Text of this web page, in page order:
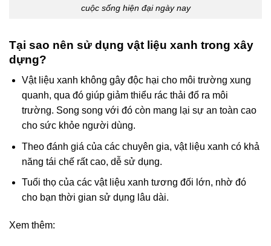
cuộc sống hiện đại ngày nay
Tại sao nên sử dụng vật liệu xanh trong xây
dựng?
Vật liệu xanh không gây độc hại cho môi trường xung
quanh, qua đó giúp giảm thiểu rác thải đổ ra môi
trường. Song song với đó còn mang lại sự an toàn cao
cho sức khỏe người dùng.
Theo đánh giá của các chuyên gia, vật liệu xanh có khả
năng tái chế rất cao, dễ sử dụng.
Tuổi thọ của các vật liệu xanh tương đối lớn, nhờ đó
cho bạn thời gian sử dụng lâu dài.
Xem thêm: